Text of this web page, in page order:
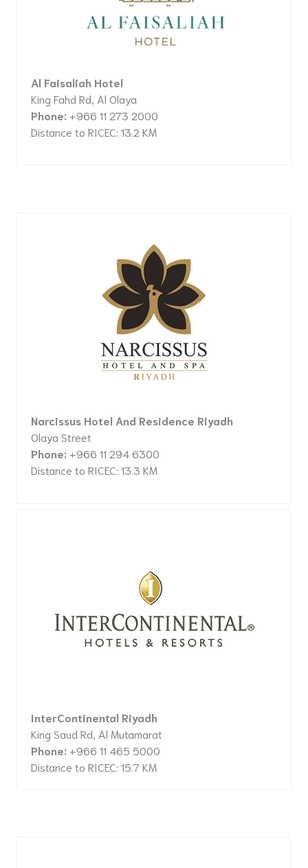
Al Faisaliah Hotel
King Fahd Rd, Al Olaya
Phone: +966 11 273 2000
Distance to RICEC: 13.2 KM
Narcissus Hotel And Residence Riyadh
Olaya Street
Phone: +966 11 294 6300
Distance to RICEC: 13.3 KM
InterContinental Riyadh
King Saud Rd, Al Mutamarat
Phone: +966 11 465 5000
Distance to RICEC: 15.7 KM